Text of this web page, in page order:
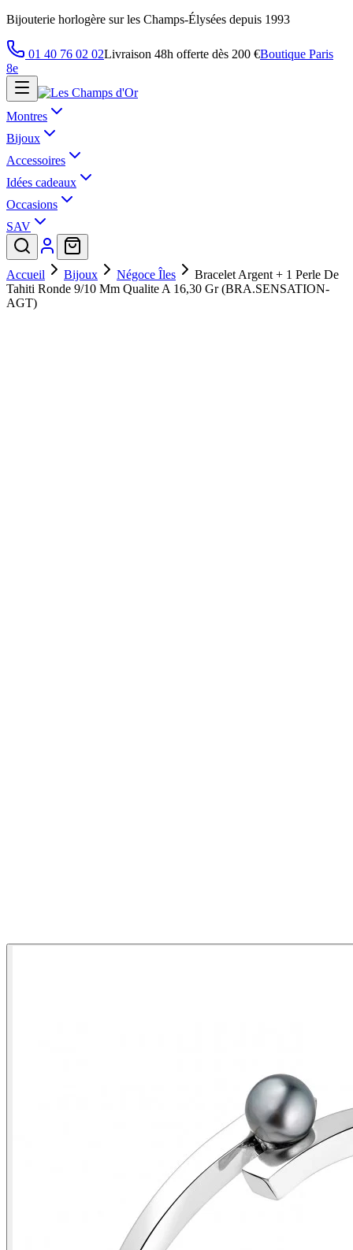
Bijouterie horlogère sur les Champs-Élysées depuis 1993
01 40 76 02 02Livraison 48h offerte dès 200 €Boutique Paris
8e
Montres
Bijoux
Accessoires
Idées cadeaux
Occasions
SAV
Accueil Bijoux Négoce Îles
Bracelet Argent + 1 Perle De
Tahiti Ronde 9/10 Mm Qualite A 16,30 Gr (BRA.SENSATION-
AGT)